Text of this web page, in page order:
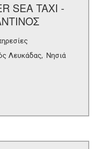
SEA TAXI -
Λευκάδας
Νησιά